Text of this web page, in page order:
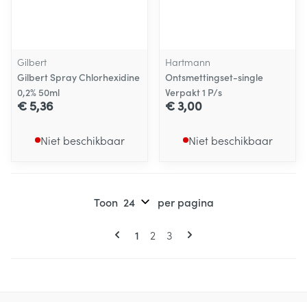
Gilbert
Gilbert Spray Chlorhexidine
0,2% 50ml
€ 5,36
Niet beschikbaar
Hartmann
Ontsmettingset-single
Verpakt 1 P/s
€ 3,00
Niet beschikbaar
Pagina's
U lees momenteel pagina
1 Pagina
2 Pagina
3
Toon per pagina